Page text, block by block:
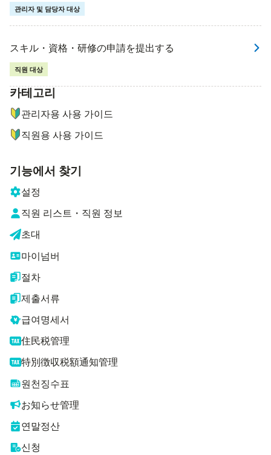
관리자 및 담당자 대상
スキル・資格・研修の申請を提出する
직원 대상
ナビゲーションメニュー
카테고리
관리자용 사용 가이드
직원용 사용 가이드
기능에서 찾기
설정
직원 리스트・직원 정보
초대
마이넘버
절차
제출서류
급여명세서
住民税管理
特別徴収税額通知管理
원천징수표
お知らせ管理
연말정산
신청